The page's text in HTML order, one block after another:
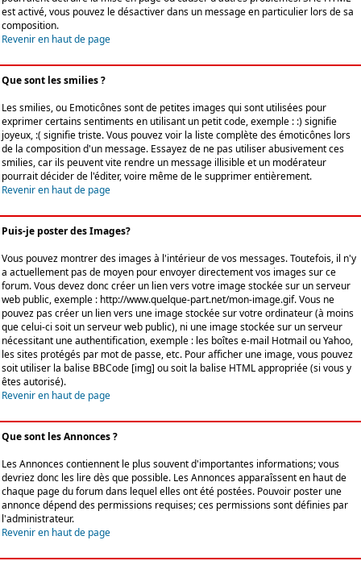
est activé, vous pouvez le désactiver dans un message en particulier lors de sa
composition.
Revenir en haut de page
Que sont les smilies ?
Les smilies, ou Emoticônes sont de petites images qui sont utilisées pour
exprimer certains sentiments en utilisant un petit code, exemple : :) signifie
joyeux, :( signifie triste. Vous pouvez voir la liste complète des émoticônes lors
de la composition d'un message. Essayez de ne pas utiliser abusivement ces
smilies, car ils peuvent vite rendre un message illisible et un modérateur
pourrait décider de l'éditer, voire même de le supprimer entièrement.
Revenir en haut de page
Puis-je poster des Images?
Vous pouvez montrer des images à l'intérieur de vos messages. Toutefois, il n'y
a actuellement pas de moyen pour envoyer directement vos images sur ce
forum. Vous devez donc créer un lien vers votre image stockée sur un serveur
web public, exemple : http://www.quelque-part.net/mon-image.gif. Vous ne
pouvez pas créer un lien vers une image stockée sur votre ordinateur (à moins
que celui-ci soit un serveur web public), ni une image stockée sur un serveur
nécessitant une authentification, exemple : les boîtes e-mail Hotmail ou Yahoo,
les sites protégés par mot de passe, etc. Pour afficher une image, vous pouvez
soit utiliser la balise BBCode [img] ou soit la balise HTML appropriée (si vous y
êtes autorisé).
Revenir en haut de page
Que sont les Annonces ?
Les Annonces contiennent le plus souvent d'importantes informations; vous
devriez donc les lire dès que possible. Les Annonces apparaîssent en haut de
chaque page du forum dans lequel elles ont été postées. Pouvoir poster une
annonce dépend des permissions requises; ces permissions sont définies par
l'administrateur.
Revenir en haut de page